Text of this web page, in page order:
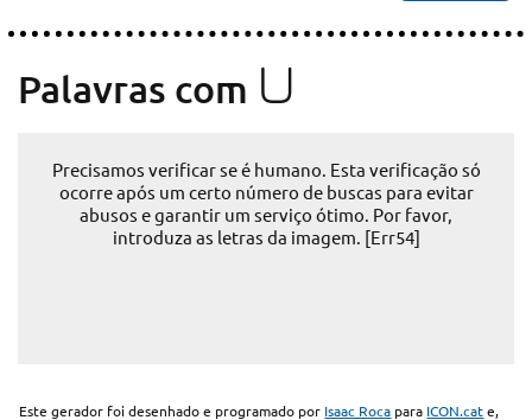
Palavras com U
Precisamos verificar se é humano. Esta verificação só
ocorre após um certo número de buscas para evitar
abusos e garantir um serviço ótimo. Por favor,
introduza as letras da imagem. [Err54]
Este gerador foi desenhado e programado por Isaac Roca para ICON.cate,